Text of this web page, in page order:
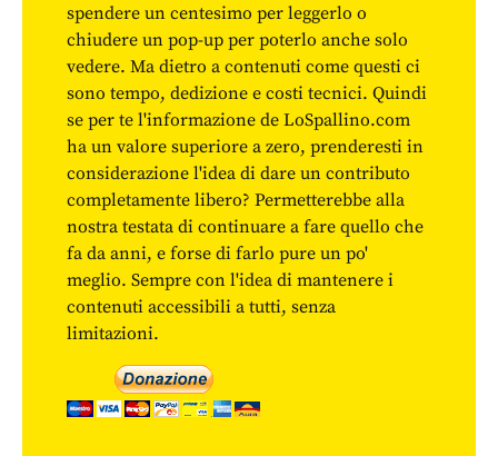
spendere un centesimo per leggerlo o
chiudere un pop-up per poterlo anche solo
vedere. Ma dietro a contenuti come questi ci
sono tempo, dedizione e costi tecnici. Quindi
se per te l'informazione de LoSpallino.com
ha un valore superiore a zero, prenderesti in
considerazione l'idea di dare un contributo
completamente libero? Permetterebbe alla
nostra testata di continuare a fare quello che
fa da anni, e forse di farlo pure un po'
meglio. Sempre con l'idea di mantenere i
contenuti accessibili a tutti, senza
limitazioni.